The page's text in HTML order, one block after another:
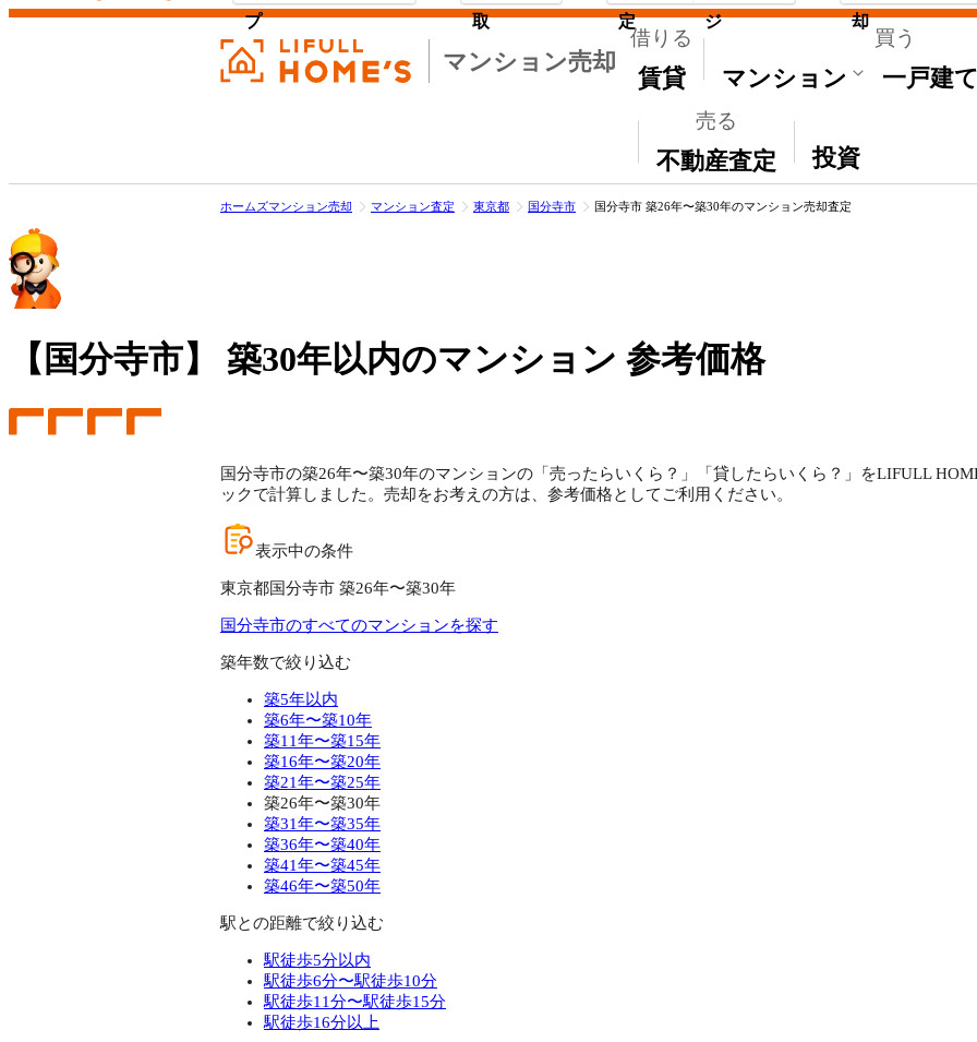
マンション売却
借りる
賃貸
買う
マンション 一戸建
売る
不動産査定
その他
投資
プ 取 定 ジ 却
ホームズマンション売却 マンション査定 東京都 国分寺市 国分寺市 築26年〜築30年のマンション売却査定
【国分寺市】 築30年以内のマンション 参考価格
国分寺市の築26年〜築30年のマンションの「売ったらいくら？」「貸したらいくら？」をLIFULL
ックで計算しました。売却をお考えの方は、参考価格としてご利用ください。
表示中の条件
東京都国分寺市 築26年〜築30年
国分寺市のすべてのマンションを探す
築年数で絞り込む
築5年以内
築6年〜築10年
築11年〜築15年
築16年〜築20年
築21年〜築25年
築26年〜築30年
築31年〜築35年
築36年〜築40年
築41年〜築45年
築46年〜築50年
駅との距離で絞り込む
駅徒歩5分以内
駅徒歩6分〜駅徒歩10分
駅徒歩11分〜駅徒歩15分
駅徒歩16分以上